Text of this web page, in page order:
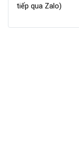
tiếp qua Zalo)